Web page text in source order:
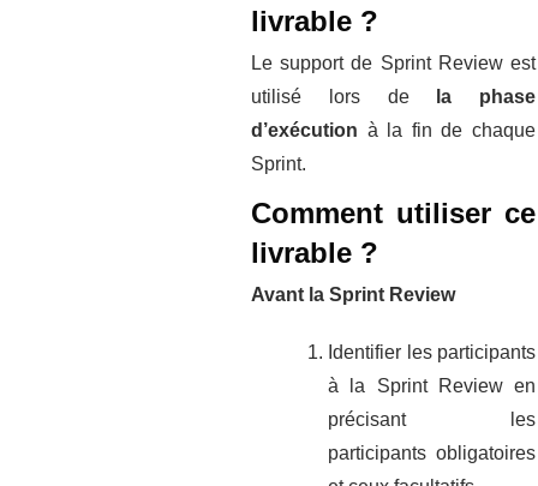
livrable ?
Le support de Sprint Review est
utilisé lors de
la phase
d’exécution à la fin de chaque
Sprint.
Comment utiliser ce
livrable ?
Avant la Sprint Review
Identifier les participants
à la Sprint Review en
précisant les
participants obligatoires